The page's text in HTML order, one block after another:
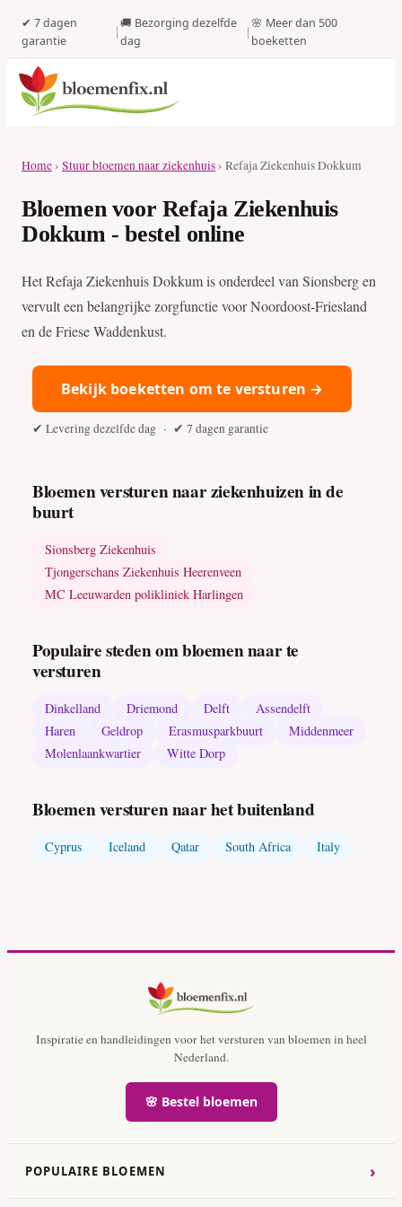
✔ 7 dagen
garantie
|
🚚 Bezorging dezelfde
dag
|
🌸 Meer dan 500
boeketten
Home› Stuur bloemen naar ziekenhuis› Refaja Ziekenhuis Dokkum
Bloemen voor Refaja Ziekenhuis
Dokkum - bestel online
Het Refaja Ziekenhuis Dokkum is onderdeel van Sionsberg en
vervult een belangrijke zorgfunctie voor Noordoost-Friesland
en de Friese Waddenkust.
Bekijk boeketten om te versturen →
✔ Levering dezelfde dag · ✔ 7 dagen garantie
Bloemen versturen naar ziekenhuizen in de
buurt
Sionsberg Ziekenhuis
Tjongerschans Ziekenhuis Heerenveen
MC Leeuwarden polikliniek Harlingen
Populaire steden om bloemen naar te
versturen
Dinkelland Driemond Delft
Assendelft
Haren
Geldrop Erasmusparkbuurt
Middenmeer
Molenlaankwartier
Witte Dorp
Bloemen versturen naar het buitenland
Cyprus Iceland Qatar South Africa Italy
Inspiratie en handleidingen voor het versturen van bloemen in heel
Nederland.
🌸 Bestel bloemen
POPULAIRE BLOEMEN ›